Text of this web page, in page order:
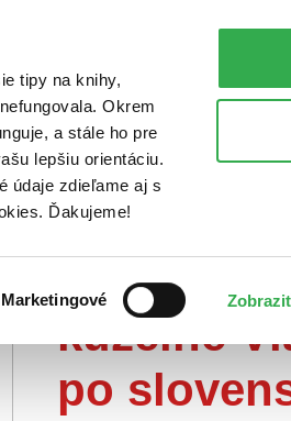
tipy na knihy,
Okrem
a stále ho pre
lepšiu orientáciu.
údaje zdieľame aj s
Ďakujeme!
Marketingové
Hollý
DVD tipy:
Spravte si
kúzelné
po